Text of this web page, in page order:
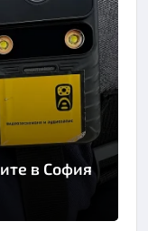
в София